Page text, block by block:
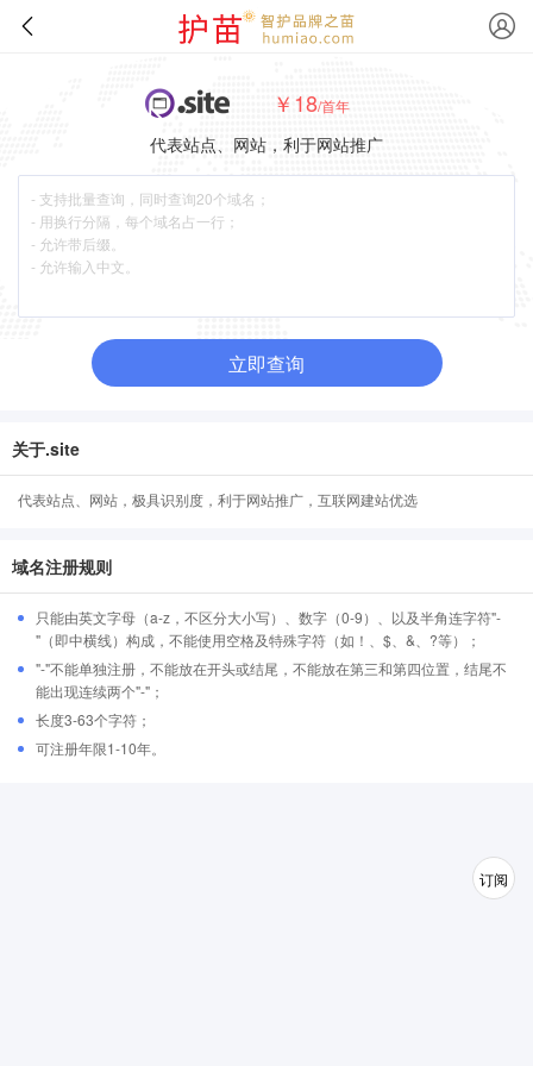
￥18/首年
代表站点、网站，利于网站推广
立即查询
关于.site
代表站点、网站，极具识别度，利于网站推广，互联网建站优选
域名注册规则
只能由英文字母（a-z，不区分大小写）、数字（0-9）、以及半角连字符"-
"（即中横线）构成，不能使用空格及特殊字符（如！、$、&、?等）；
"-"不能单独注册，不能放在开头或结尾，不能放在第三和第四位置，结尾不
能出现连续两个"-"；
长度3-63个字符；
可注册年限1-10年。
订阅